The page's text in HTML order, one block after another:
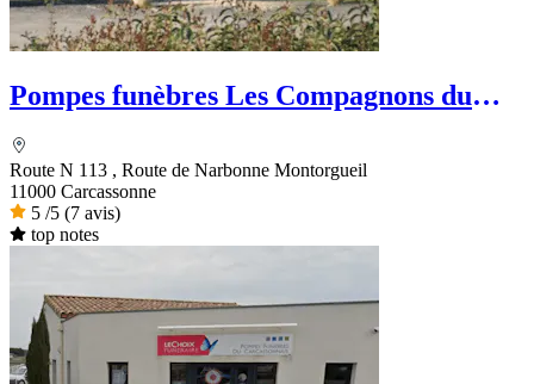
Pompes funèbres Les Compagnons du
Route N 113 , Route de Narbonne Montorgueil
11000 Carcassonne
5 /5 (7 avis)
top notes